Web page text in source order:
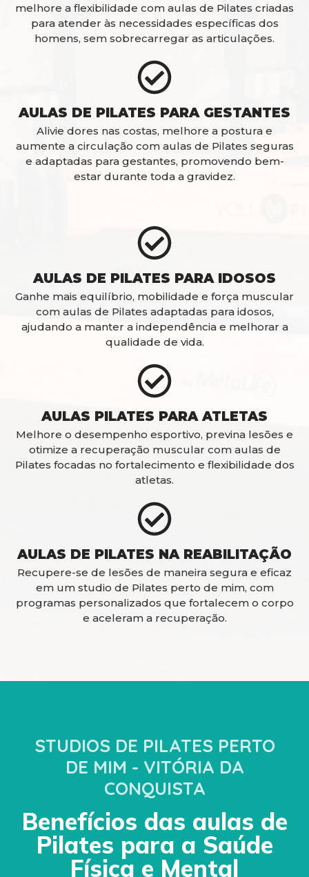
melhore a flexibilidade com aulas de Pilates criadas
para atender às necessidades específicas dos
homens, sem sobrecarregar as articulações.
AULAS DE PILATES PARA GESTANTES
Alivie dores nas costas, melhore a postura e
aumente a circulação com aulas de Pilates seguras
e adaptadas para gestantes, promovendo bem-
estar durante toda a gravidez.
AULAS DE PILATES PARA IDOSOS
Ganhe mais equilíbrio, mobilidade e força muscular
com aulas de Pilates adaptadas para idosos,
ajudando a manter a independência e melhorar a
qualidade de vida.
AULAS PILATES PARA ATLETAS
Melhore o desempenho esportivo, previna lesões e
otimize a recuperação muscular com aulas de
Pilates focadas no fortalecimento e flexibilidade dos
atletas.
AULAS DE PILATES NA REABILITAÇÃO
Recupere-se de lesões de maneira segura e eficaz
em um studio de Pilates perto de mim, com
programas personalizados que fortalecem o corpo
e aceleram a recuperação.
STUDIOS DE PILATES PERTO
DE MIM - VITÓRIA DA
CONQUISTA
Benefícios das aulas de
Pilates para a Saúde
Física e Mental